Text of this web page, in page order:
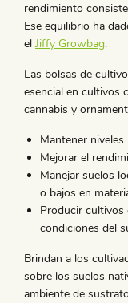
rendimiento
Ese equilibrio ha
el Jiffy Growbag.
Las bolsas de
esencial en cultivos
cannabis y
Mantener
Mejorar el
Manejar suelos
o bajos en
Producir cultivos
condiciones del
Brindan a los
sobre los suelos
ambiente de